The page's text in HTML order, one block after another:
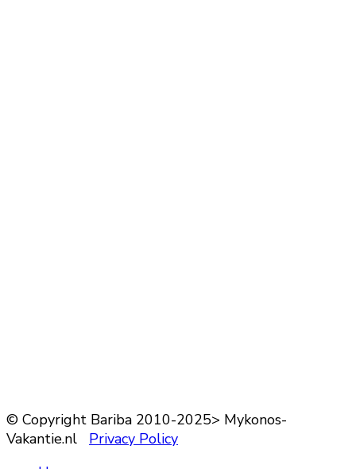
© Copyright Bariba 2010-2025> Mykonos-
Vakantie.nl Privacy Policy